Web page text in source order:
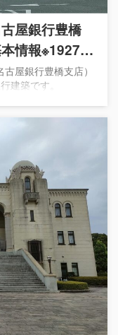
屋銀行豊橋
情報※1927年
屋銀行豊橋支店）
建築です。